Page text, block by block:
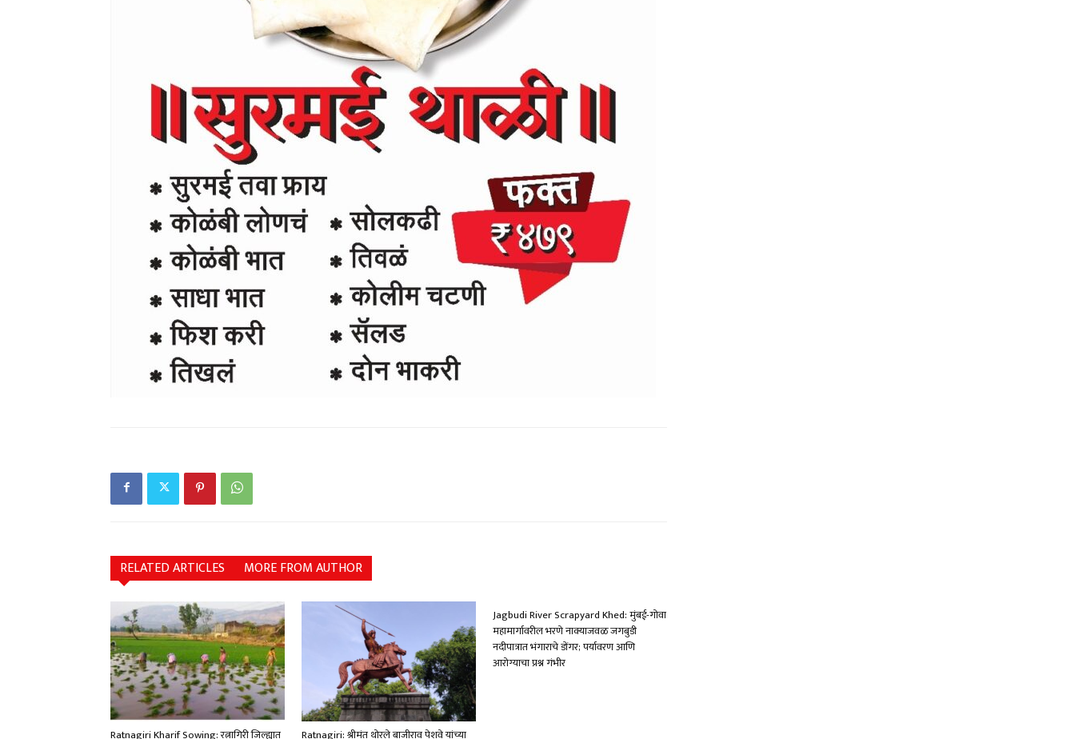
RELATED ARTICLES MORE FROM AUTHOR
Ratnagiri Kharif Sowing: रत्नागिरी जिल्ह्यात Ratnagiri: श्रीमंत थोरले बाजीराव पेशवे यांच्या
Jagbudi River Scrapyard Khed: मुंबई-गोवा
महामार्गावरील भरणे नाक्याजवळ जगबुडी
नदीपात्रात भंगाराचे डोंगर; पर्यावरण आणि
आरोग्याचा प्रश्न गंभीर